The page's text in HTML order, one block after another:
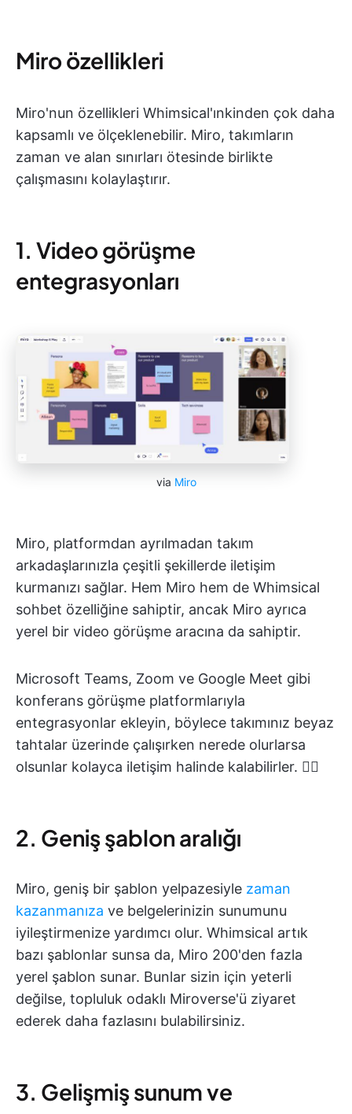
Miro özellikleri
Miro'nun özellikleri Whimsical'ınkinden çok daha
kapsamlı ve ölçeklenebilir. Miro, takımların
zaman ve alan sınırları ötesinde birlikte
çalışmasını kolaylaştırır.
1. Video görüşme
entegrasyonları
via Miro
Miro, platformdan ayrılmadan takım
arkadaşlarınızla çeşitli şekillerde iletişim
kurmanızı sağlar. Hem Miro hem de Whimsical
sohbet özelliğine sahiptir, ancak Miro ayrıca
yerel bir video görüşme aracına da sahiptir.
Microsoft Teams, Zoom ve Google Meet gibi
konferans görüşme platformlarıyla
entegrasyonlar ekleyin, böylece takımınız beyaz
tahtalar üzerinde çalışırken nerede olurlarsa
olsunlar kolayca iletişim halinde kalabilirler. 🙋‍♀️
2. Geniş şablon aralığı
Miro, geniş bir şablon yelpazesiyle zaman
kazanmanıza ve belgelerinizin sunumunu
iyileştirmenize yardımcı olur. Whimsical artık
bazı şablonlar sunsa da, Miro 200'den fazla
yerel şablon sunar. Bunlar sizin için yeterli
değilse, topluluk odaklı Miroverse'ü ziyaret
ederek daha fazlasını bulabilirsiniz.
3. Gelişmiş sunum ve